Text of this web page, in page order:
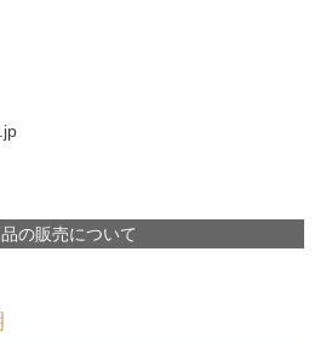
の販売について